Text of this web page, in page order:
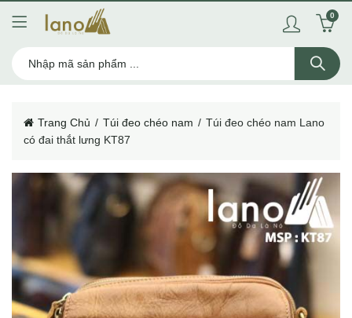
0
Trang Chủ Túi đeo chéo nam
Túi đeo chéo nam Lano
có đai thắt lưng KT87